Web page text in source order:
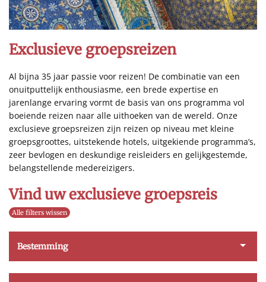
Exclusieve groepsreizen
Al bijna 35 jaar passie voor reizen! De combinatie van een
onuitputtelijk enthousiasme, een brede expertise en
jarenlange ervaring vormt de basis van ons programma vol
boeiende reizen naar alle uithoeken van de wereld. Onze
exclusieve groepsreizen zijn reizen op niveau met kleine
groepsgroottes, uitstekende hotels, uitgekiende programma’s,
zeer bevlogen en deskundige reisleiders en gelijkgestemde,
belangstellende medereizigers.
Vind uw exclusieve groepsreis
Alle filters wissen
Bestemming